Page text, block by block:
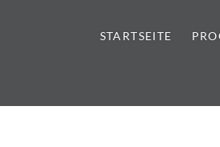
|
STARTSEITE